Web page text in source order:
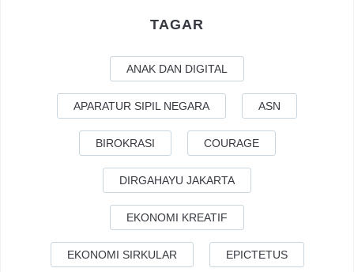
TAGAR
ANAK DAN DIGITAL
APARATUR SIPIL NEGARA ASN
BIROKRASI COURAGE
DIRGAHAYU JAKARTA
EKONOMI KREATIF
EKONOMI SIRKULAR EPICTETUS